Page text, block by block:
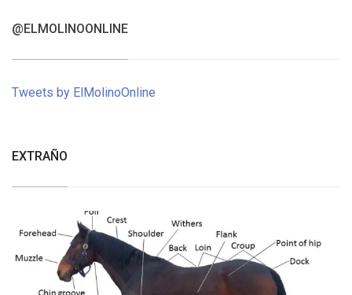
@ELMOLINOONLINE
Tweets by ElMolinoOnline
EXTRAÑO